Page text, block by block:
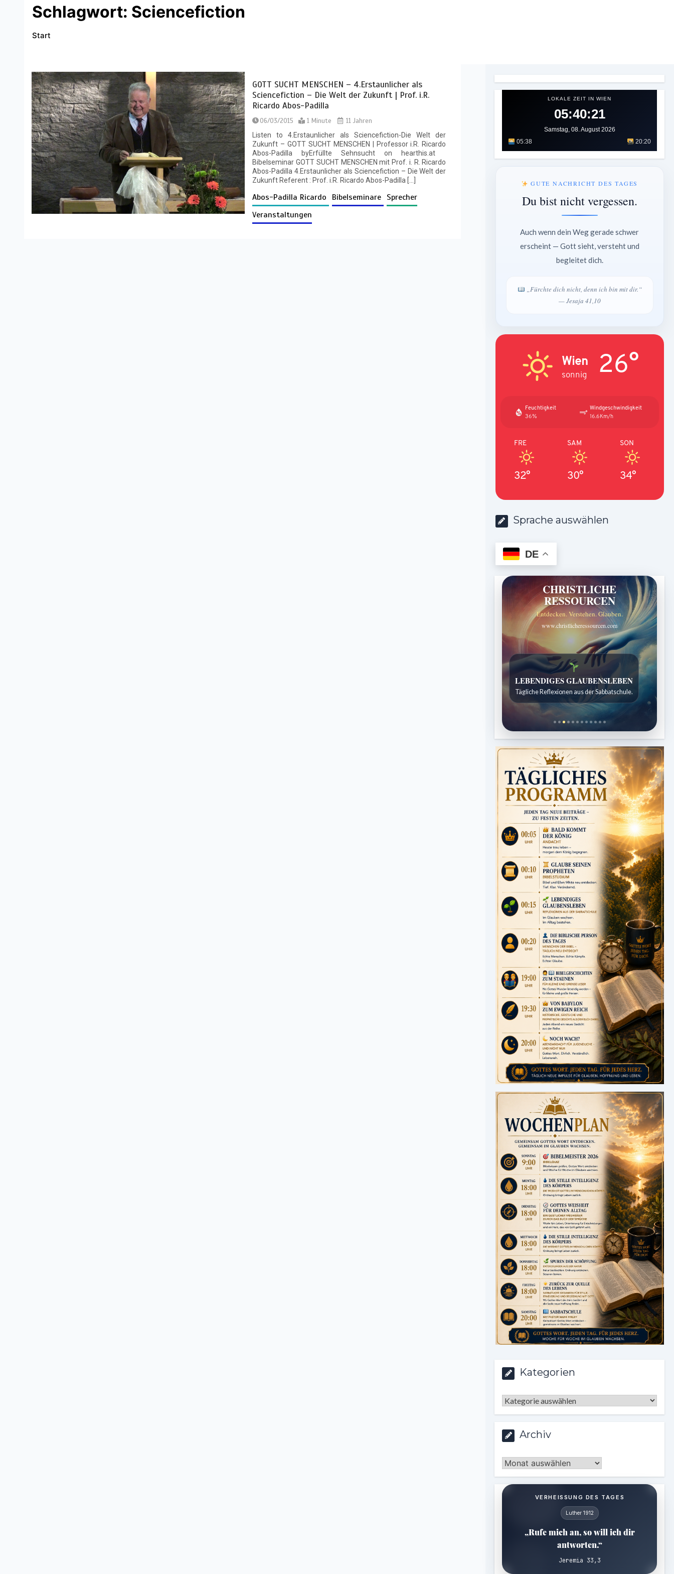
Schlagwort: Sciencefiction
Start
GOTT SUCHT MENSCHEN – 4.Erstaunlicher als
Sciencefiction – Die Welt der Zukunft | Prof. i.R.
Ricardo Abos-Padilla
06/03/2015 1 Minute
11 Jahren
Listen to 4.Erstaunlicher als Sciencefiction-Die Welt der
Zukunft – GOTT SUCHT MENSCHEN | Professor i.R. Ricardo
Abos-Padilla byErfüllte Sehnsucht on hearthis.at
Bibelseminar GOTT SUCHT MENSCHEN mit Prof. i. R. Ricardo
Abos-Padilla 4.Erstaunlicher als Sciencefiction – Die Welt der
Zukunft Referent : Prof. i.R. Ricardo Abos-Padilla […]
Abos-Padilla Ricardo Bibelseminare Sprecher
Veranstaltungen
LOKALE ZEIT IN WIEN
05:40:22
Samstag, 08. August 2026
05:38
20:20
GUTE NACHRICHT DES TAGES
Du bist nicht vergessen.
Auch wenn dein Weg gerade schwer
erscheint — Gott sieht, versteht und
begleitet dich.
„Fürchte dich nicht, denn ich bin mit dir.“
— Jesaja 41,10
Wien
sonnig 26°
Feuchtigkeit
36%
Windgeschwindigkeit
16.6Km/h
FRE
32°
SAM
30°
SON
34°
Sprache auswählen
DE
CHRISTLICHE
RESSOURCEN
Entdecken. Verstehen. Glauben.
www.christlicheressourcen.com
LEBENDIGES GLAUBENSLEBEN
Tägliche Reflexionen aus der Sabbatschule.
Kategorien
Kategorien
Archiv
Archiv
VERHEISSUNG DES TAGES
Luther 1912
„Rufe mich an, so will ich dir
antworten.“
Jeremia 33,3